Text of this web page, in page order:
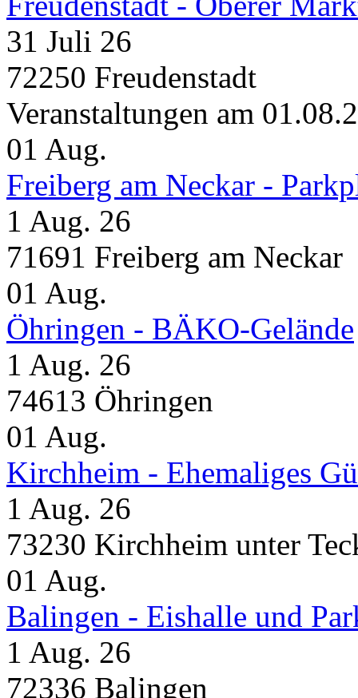
31 Juli 26
72250 Freudenstadt
Veranstaltungen am
01 Aug.
Freiberg am Neckar -
1 Aug. 26
71691 Freiberg am Neckar
01 Aug.
Öhringen - BÄKO-Gelände
1 Aug. 26
74613 Öhringen
01 Aug.
Kirchheim - Ehemaliges
1 Aug. 26
73230 Kirchheim unter
01 Aug.
Balingen - Eishalle und
1 Aug. 26
72336 Balingen